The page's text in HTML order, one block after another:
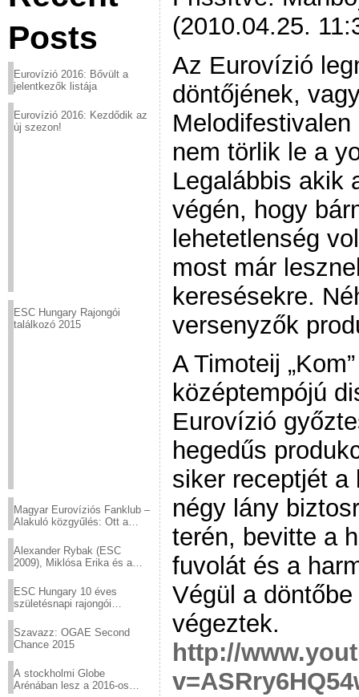
Posts
Eurovízió 2016: Bővült a
jelentkezők listája
Eurovízió 2016: Kezdődik az
új szezon!
ESC Hungary Rajongói
találkozó 2015
Magyar Eurovíziós Fanklub –
Alakuló közgyűlés: Ott a
Alexander Rybak (ESC
2009), Miklósa Erika és a
sztárjai a Margitszigeten
ESC Hungary 10 éves
születésnapi rajongói
Szavazz: OGAE Second
Chance 2015
A stockholmi Globe
Arénában lesz a 2016-os
(2010.04.25.
Az Eurovízió
döntőjének,
nem törlik le a
Legalábbis akik
végén, hogy
lehetetlenség
most már
keresésekre.
versenyzők
A Timoteij
középtempójú
Eurovízió
hegedűs
siker receptjét a
négy lány
terén, bevitte a
fuvolát és a
Végül a
végeztek.
http://